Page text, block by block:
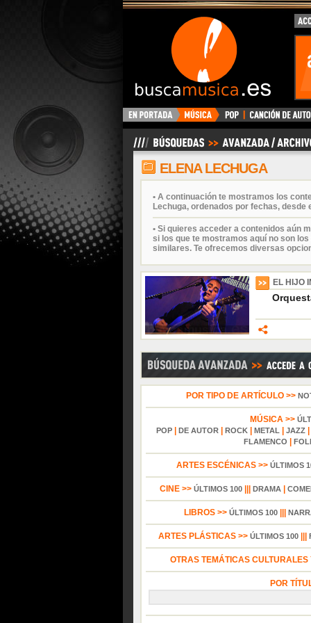
BuscaMusica.es
ELENA LECHUGA
• A continuación te mostramos los
Lechuga, ordenados por fechas, desde
• Si quieres acceder a contenidos aún
si los que te mostramos aquí no son
similares. Te ofrecemos diversas
EL HIJO
POR TIPO DE ARTÍCULO >>
MÚSICA >>
POP| DE AUTOR| ROCK| METAL| JAZZ|
FLAMENCO
ARTES ESCÉNICAS >> ÚLTIMOS
CINE >> ÚLTIMOS 100 DRAMA
LIBROS >> ÚLTIMOS 100
ARTES PLÁSTICAS >> ÚLTIMOS 100
OTRAS TEMÁTICAS CULTURALES
POR